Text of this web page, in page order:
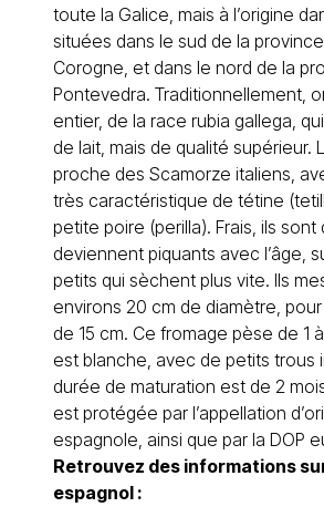
toute la Galice, mais à l’origine
situées dans le sud de la
Corogne, et dans le nord de la
Pontevedra. Traditionnellement,
entier, de la race rubia gallega,
de lait, mais de qualité supérieur.
proche des Scamorze italiens,
très caractéristique de tétine
petite poire (perilla). Frais, ils sont
deviennent piquants avec l’âge,
petits qui sèchent plus vite. Ils
environs 20 cm de diamètre,
de 15 cm. Ce fromage pèse de 1
est blanche, avec de petits trous
durée de maturation est de 2
est protégée par l’appellation
espagnole, ainsi que par la DOP
Retrouvez des informations
espagnol :